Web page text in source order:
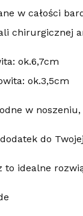
w całości
chirurgicznej
ok.6,7cm
ok.3,5cm
w
dodatek do
to idealne